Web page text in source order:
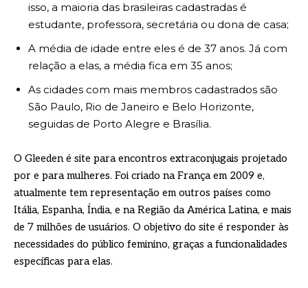
isso, a maioria das brasileiras cadastradas é
estudante, professora, secretária ou dona de casa;
A média de idade entre eles é de 37 anos. Já com
relação a elas, a média fica em 35 anos;
As cidades com mais membros cadastrados são
São Paulo, Rio de Janeiro e Belo Horizonte,
seguidas de Porto Alegre e Brasília.
O Gleeden é site para encontros extraconjugais projetado
por e para mulheres. Foi criado na França em 2009 e,
atualmente tem representação em outros países como
Itália, Espanha, Índia, e na Região da América Latina, e mais
de 7 milhões de usuários. O objetivo do site é responder às
necessidades do público feminino, graças a funcionalidades
específicas para elas.